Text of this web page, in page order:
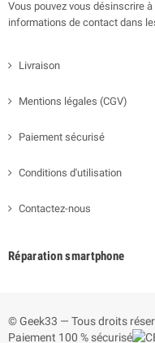
Vous pouvez vous désinscrire
informations de contact dans
Livraison
Mentions légales (CGV)
Paiement sécurisé
Conditions d'utilisation
Contactez-nous
Réparation smartphone
© Geek33 — Tous droits
Paiement 100 % sécurisé